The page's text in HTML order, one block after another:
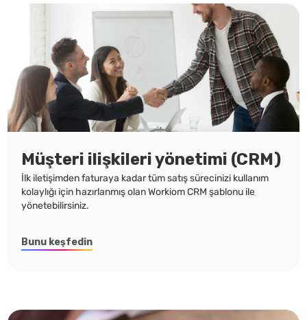
Müşteri ilişkileri yönetimi (CRM)
İlk iletişimden faturaya kadar tüm satış sürecinizi kullanım
kolaylığı için hazırlanmış olan Workiom CRM şablonu ile
yönetebilirsiniz.
Bunu keşfedin